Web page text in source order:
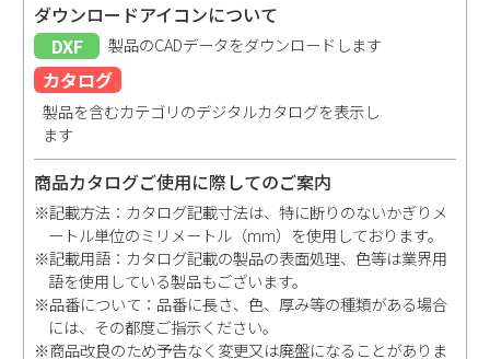
ダウンロードアイコンについて
DXF
製品のCADデータをダウンロードします
カタログ
製品を含むカテゴリのデジタルカタログを表示し
ます
商品カタログご使用に際してのご案内
※記載方法：カタログ記載寸法は、特に断りのないかぎりメ
ートル単位のミリメートル（mm）を使用しております。
※記載用語：カタログ記載の製品の表面処理、色等は業界用
語を使用している製品もございます。
※品番について：品番に長さ、色、厚み等の種類がある場合
には、その都度ご指示ください。
※商品改良のため予告なく変更又は廃盤になることがありま